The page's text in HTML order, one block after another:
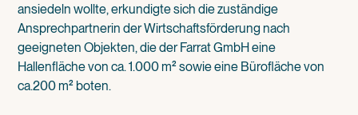
ansiedeln wollte, erkundigte sich die zuständige
Ansprechpartnerin der Wirtschaftsförderung nach
geeigneten Objekten, die der Farrat GmbH eine
Hallenfläche von ca. 1.000 m² sowie eine Bürofläche von
ca.200 m² boten.